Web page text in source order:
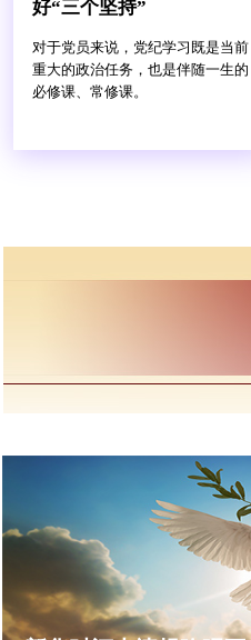
好“三个坚持”
对于党员来说，党纪学习既是当前
重大的政治任务，也是伴随一生的
必修课、常修课。